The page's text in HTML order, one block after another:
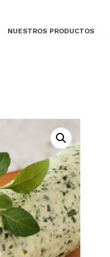
NUESTROS PRODUCTOS